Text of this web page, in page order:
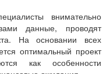
внимательно
данные, проводят
На основании всех
оптимальный проект
как особенности